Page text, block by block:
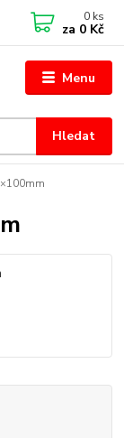
Menu
Hledat
0 ks
za 0 Kč